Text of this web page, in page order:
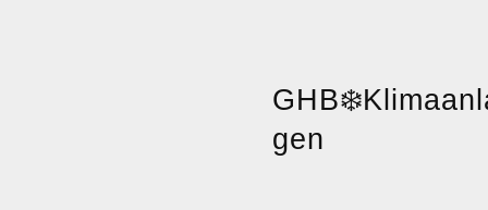
GHB❄️
gen